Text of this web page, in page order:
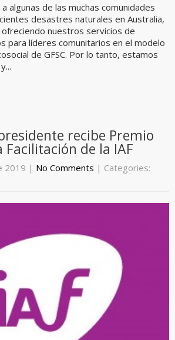
algunas de las muchas comunidades
desastres naturales en Australia,
nuestros servicios de
para líderes comunitarios en el modelo
de GFSC. Por lo tanto, estamos
recibe Premio
de la IAF
2019 | No Comments | Categories: